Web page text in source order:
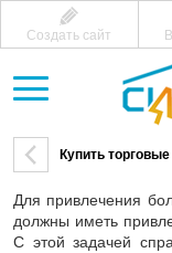
Создать сайт
Купить
Для привлечения
должны иметь
С этой задачей